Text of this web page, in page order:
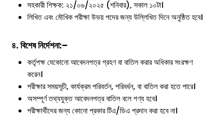
সহকারী শিক্ষক: ২১/০৬/২০২৫ (শনিবার), সকাল ১০টা।
লিখিত এবং মৌখিক পরীক্ষা উভয় পদের জন্য উল্লিখিত দিনে অনুষ্ঠিত হবে।
৪. বিশেষ নির্দেশনা:–
কর্তৃপক্ষ যেকোনো আবেদনপত্র গ্রহণ বা বাতিল করার অধিকার সংরক্ষণ
করেন।
পরীক্ষার সময়সূচী, কার্যক্রম পরিবর্তন, পরিবর্ধন, বা বাতিল করা হতে পারে।
অসম্পূর্ণ তথ্যযুক্ত আবেদনপত্র বাতিল বলে গণ্য হবে।
পরীক্ষার্থীদের জন্য কোনো প্রকার টিএ/ডিএ প্রদান করা হবে না।